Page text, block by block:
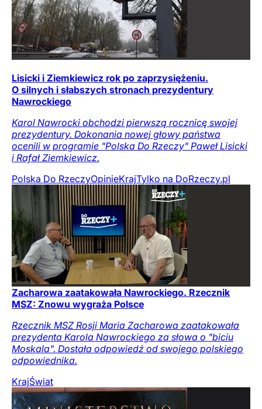
Lisicki i Ziemkiewicz rok po zaprzysiężeniu.
O silnych i słabszych stronach prezydentury
Nawrockiego
Karol Nawrocki obchodzi pierwszą rocznicę swojej
prezydentury. Dokonania nowej głowy państwa
ocenili w programie "Polska Do Rzeczy" Paweł Lisicki
i Rafał Ziemkiewicz.
Polska Do RzeczyOpinieKrajTylko na DoRzeczy.pl
Zacharowa zaatakowała Nawrockiego. Rzecznik
MSZ: Znowu wygraża Polsce
Rzecznik MSZ Rosji Maria Zacharowa zaatakowała
prezydenta Karola Nawrockiego za słowa o "biciu
Moskala". Dostała odpowiedź od swojego polskiego
odpowiednika.
KrajŚwiat